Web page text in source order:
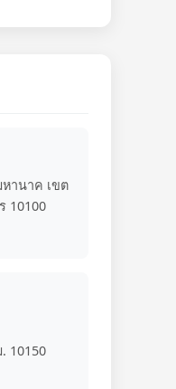
หานาค เขต
10100
10150